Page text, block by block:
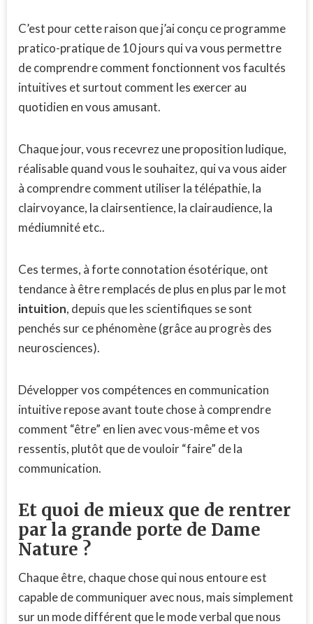
C’est pour cette raison que j’ai conçu ce programme
pratico-pratique de 10 jours qui va vous permettre
de comprendre comment fonctionnent vos facultés
intuitives et surtout comment les exercer au
quotidien en vous amusant.
Chaque jour, vous recevrez une proposition ludique,
réalisable quand vous le souhaitez, qui va vous aider
à comprendre comment utiliser la télépathie, la
clairvoyance, la clairsentience, la clairaudience, la
médiumnité etc..
Ces termes, à forte connotation ésotérique, ont
tendance à être remplacés de plus en plus par le mot
intuition, depuis que les scientifiques se sont
penchés sur ce phénomène (grâce au progrès des
neurosciences).
Développer vos compétences en communication
intuitive repose avant toute chose à comprendre
comment “être” en lien avec vous-même et vos
ressentis, plutôt que de vouloir “faire” de la
communication.
Et quoi de mieux que de rentrer
par la grande porte de Dame
Nature ?
Chaque être, chaque chose qui nous entoure est
capable de communiquer avec nous, mais simplement
sur un mode différent que le mode verbal que nous